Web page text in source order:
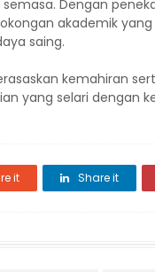
Dengan
akademik yang
saing.
kemahiran
yang selari dengan
it Share it